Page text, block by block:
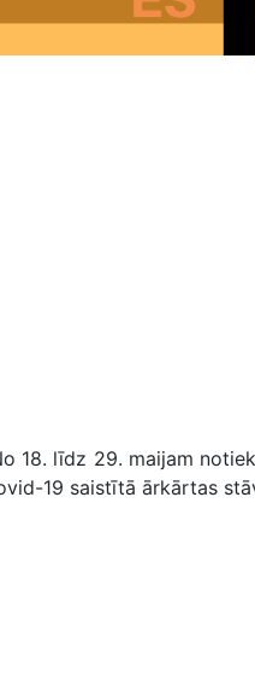
līdz 29. maijam
19 saistītā ārkārtas